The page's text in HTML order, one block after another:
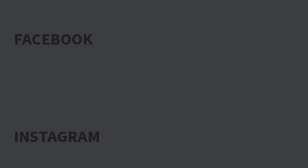
FACEBOOK
INSTAGRAM